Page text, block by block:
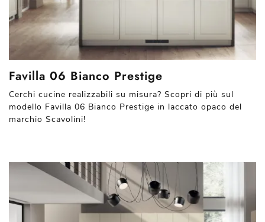
Favilla 06 Bianco Prestige
Cerchi cucine realizzabili su misura? Scopri di più sul
modello Favilla 06 Bianco Prestige in laccato opaco del
marchio Scavolini!